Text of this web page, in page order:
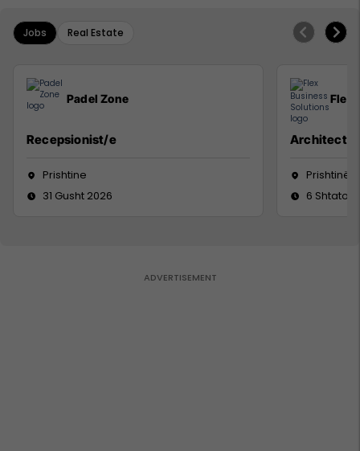
Jobs Real Estate
Padel Zone
Recepsionist/e
Prishtine
31 Gusht 2026
Flex
Architect
Prishtinë
6 Shtator